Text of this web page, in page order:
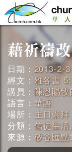
日期： 2013-2-3
經文： 雅各書
講員： 陳恩賜牧
語言： 華語
場所： 主日崇拜
分類： 信徒生
來源： 矽谷匯